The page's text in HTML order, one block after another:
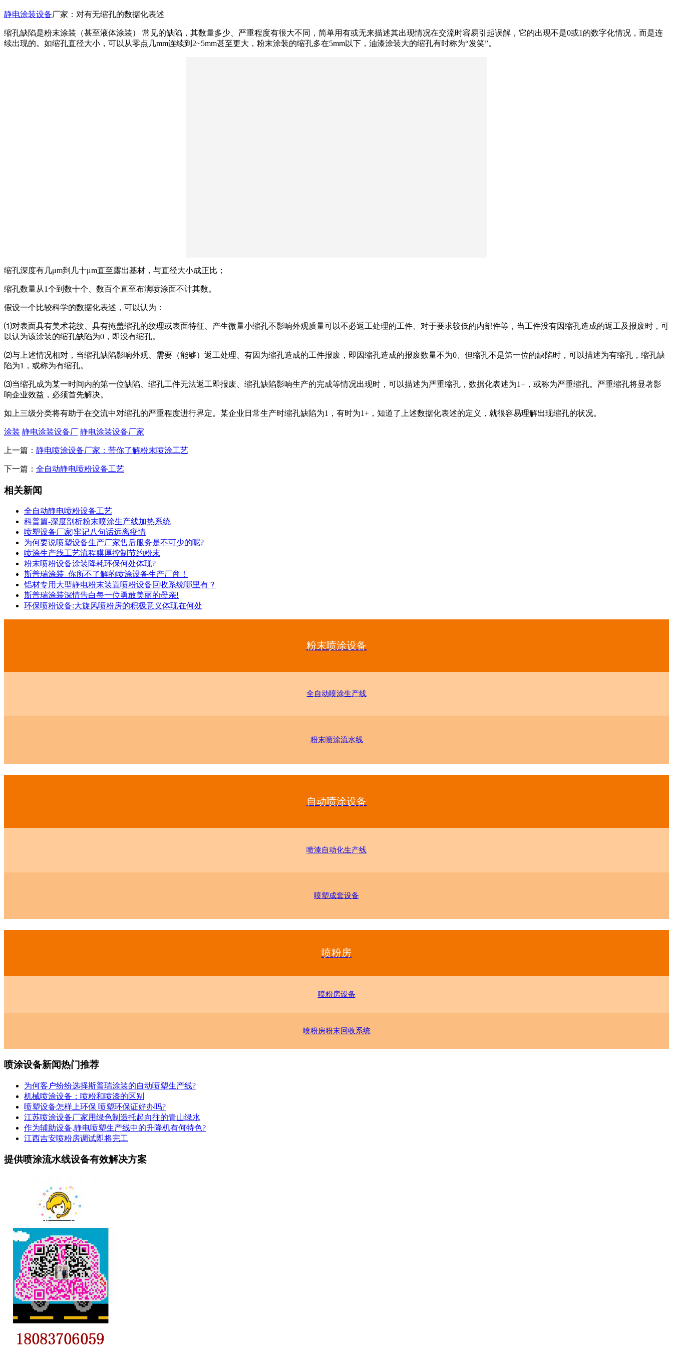
静电涂装设备厂家：对有无缩孔的数据化表述
缩孔缺陷是粉末涂装（甚至液体涂装） 常见的缺陷，其数量多少、严重程度有很大不同，简单用有或无来描述其出现情况在交流时容易引起误解，它的出现不是0或1的数字化情况，而是连
续出现的。如缩孔直径大小，可以从零点几mm连续到2~5mm甚至更大，粉末涂装的缩孔多在5mm以下，油漆涂装大的缩孔有时称为“发笑”。
缩孔深度有几μm到几十μm直至露出基材，与直径大小成正比；
缩孔数量从1个到数十个、数百个直至布满喷涂面不计其数。
假设一个比较科学的数据化表述，可以认为：
⑴对表面具有美术花纹、具有掩盖缩孔的纹理或表面特征、产生微量小缩孔不影响外观质量可以不必返工处理的工件、对于要求较低的内部件等，当工件没有因缩孔造成的返工及报废时，可
以认为该涂装的缩孔缺陷为0，即没有缩孔。
⑵与上述情况相对，当缩孔缺陷影响外观、需要（能够）返工处理、有因为缩孔造成的工件报废，即因缩孔造成的报废数量不为0、但缩孔不是第一位的缺陷时，可以描述为有缩孔，缩孔缺
陷为1，或称为有缩孔。
⑶当缩孔成为某一时间内的第一位缺陷、缩孔工件无法返工即报废、缩孔缺陷影响生产的完成等情况出现时，可以描述为严重缩孔，数据化表述为1+，或称为严重缩孔。严重缩孔将显著影
响企业效益，必须首先解决。
如上三级分类将有助于在交流中对缩孔的严重程度进行界定。某企业日常生产时缩孔缺陷为1，有时为1+，知道了上述数据化表述的定义，就很容易理解出现缩孔的状况。
涂装 静电涂装设备厂 静电涂装设备厂家
上一篇： 静电喷涂设备厂家：带你了解粉末喷涂工艺
下一篇： 全自动静电喷粉设备工艺
相关新闻
全自动静电喷粉设备工艺
科普篇-深度剖析粉末喷涂生产线加热系统
喷塑设备厂家|牢记八句话远离疫情
为何要说喷塑设备生产厂家售后服务是不可少的呢?
喷涂生产线工艺流程膜厚控制节约粉末
粉末喷粉设备涂装降耗环保何处体现?
斯普瑞涂装–你所不了解的喷涂设备生产厂商！
铝材专用大型静电粉末装置喷粉设备回收系统哪里有？
斯普瑞涂装深情告白每一位勇敢美丽的母亲!
环保喷粉设备:大旋风喷粉房的积极意义体现在何处
粉末喷涂设备
全自动喷涂生产线
粉末喷涂流水线
自动喷涂设备
喷漆自动化生产线
喷塑成套设备
喷粉房
喷粉房设备
喷粉房粉末回收系统
喷涂设备新闻热门推荐
为何客户纷纷选择斯普瑞涂装的自动喷塑生产线?
机械喷涂设备：喷粉和喷漆的区别
喷塑设备怎样上环保 喷塑环保证好办吗?
江苏喷涂设备厂家用绿色制造托起向往的青山绿水
作为辅助设备,静电喷塑生产线中的升降机有何特色?
江西吉安喷粉房调试即将完工
提供喷涂流水线设备有效解决方案